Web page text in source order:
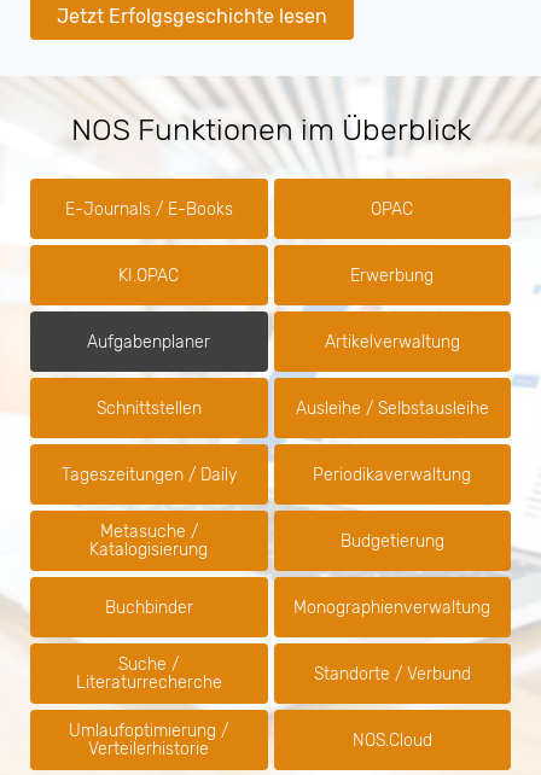
Jetzt Erfolgsgeschichte lesen
NOS Funktionen im Überblick
E-Journals / E-Books OPAC
KI.OPAC Erwerbung
Aufgabenplaner Artikelverwaltung
Schnittstellen Ausleihe / Selbstausleihe
Tageszeitungen / Daily Periodikaverwaltung
Metasuche /
Katalogisierung
Budgetierung
Buchbinder Monographien­verwaltung
Suche /
Literaturrecherche
Standorte / Verbund
Umlaufoptimierung /
Verteilerhistorie
NOS.Cloud